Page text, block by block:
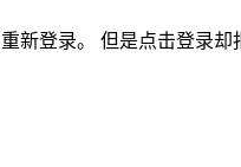
新登录。 但是点击登录